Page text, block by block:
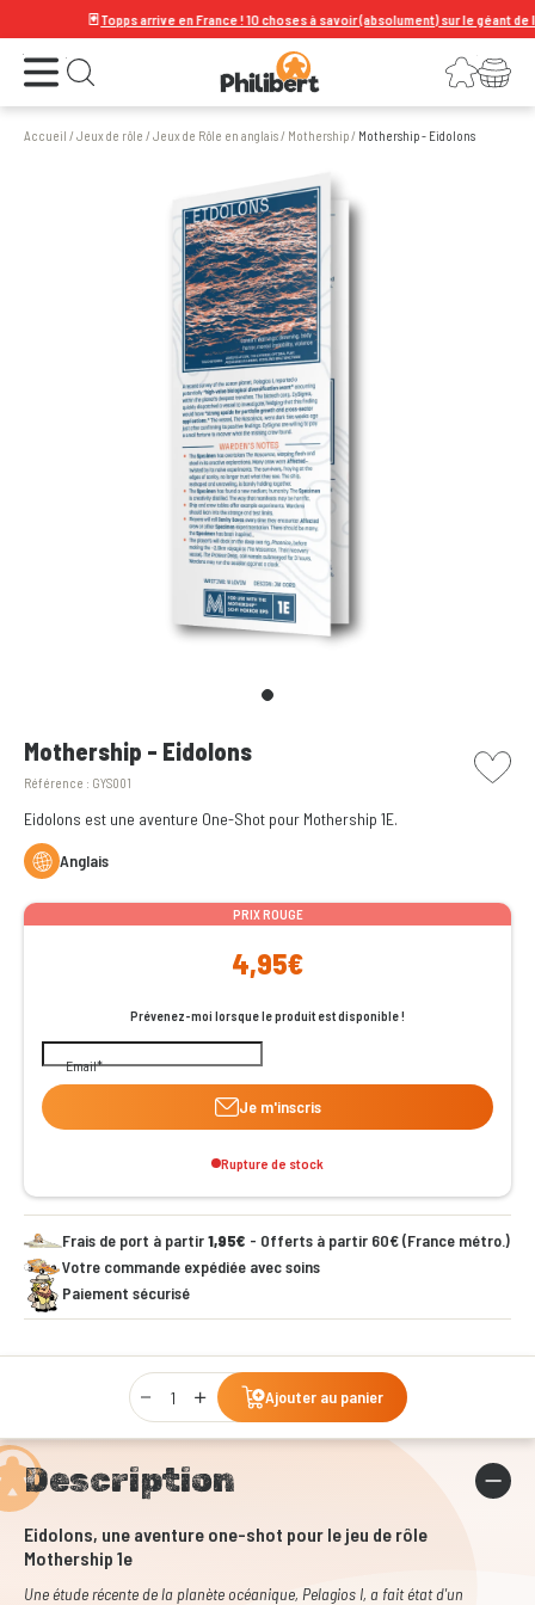
Topps arrive en France ! 10 choses à savoir (absolument) sur le géant de la
Ouvrir le menu Ouvrir la recherche Connexion
Votre panier
Accueil /Jeux de rôle /Jeux de Rôle en anglais/ Mothership/ Mothership - Eidolons
Mothership - Eidolons
Référence : GYS001
picto
Eidolons est une aventure One-Shot pour Mothership 1E.
Anglais
PRIX ROUGE
4,95€
Prévenez-moi lorsque le produit est disponible !
Email
Je m'inscris
Rupture de stock
Frais de port à partir1,95€ - Offerts à partir 60€ (France métro.)
Votre commande expédiée avec soins
Paiement sécurisé
Qty
Ajouter au panier
Description
Eidolons, une aventure one-shot pour le jeu de rôle
Mothership 1e
Une étude récente de la planète océanique, Pelagios I, a fait état d'un